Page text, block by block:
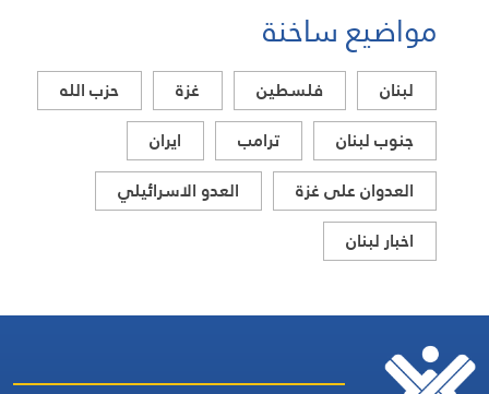
مواضيع ساخنة
لبنان فلسطين غزة
حزب الله
جنوب لبنان
ترامب
ايران
العدوان على غزة
العدو الاسرائيلي
اخبار لبنان